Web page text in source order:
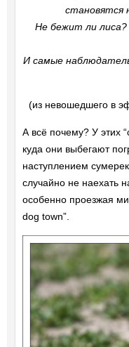
становятся
Не бежит ли
И самые
(из невошедшего в
А всё почему? У этих
куда они выбегают
наступлением
случайно не наехать
особенно проезжая
dog town”.